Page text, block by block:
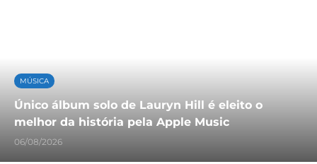
MÚSICA
Único álbum solo de Lauryn Hill é eleito o
melhor da história pela Apple Music
06/08/2026